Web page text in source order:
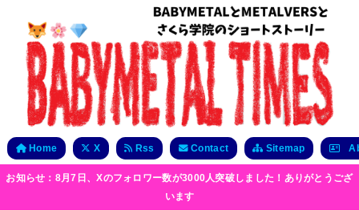
Home X Rss Contact Sitemap
お知らせ：8月7日、Xのフォロワー数が3000人突破しました！ありがとうござ
います